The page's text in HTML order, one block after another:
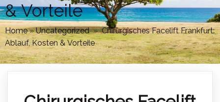
& Vorteile
Home»Uncategorized » Chirurgisches Facelift Frankfurt:
Ablauf, Kosten & Vorteile